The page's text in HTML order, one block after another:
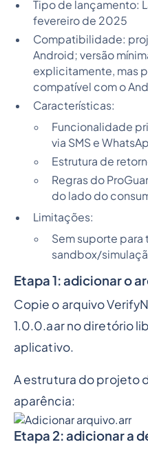
Tipo de lançamento:
fevereiro de 2025
Compatibilidade:
Android; versão
explicitamente, mas
compatível com o
Características:
Funcionalidade
via SMS e
Estrutura de
Regras do
do lado do
Limitações:
Sem suporte para
sandbox/
Etapa 1: adicionar o
Copie o arquivo
1.0.0.aar no diretório
aplicativo.
A estrutura do projeto
aparência:
Etapa 2: adicionar a